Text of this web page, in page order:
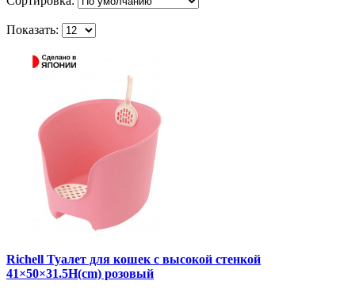
Показать:
Richell Туалет для кошек с высокой стенкой
41×50×31.5H(cm) розовый